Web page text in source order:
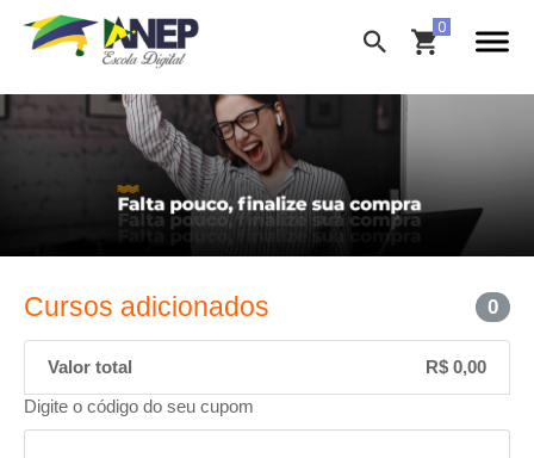
Cursos adicionados 0
Valor total
R$ 0,00
Digite o código do seu cupom